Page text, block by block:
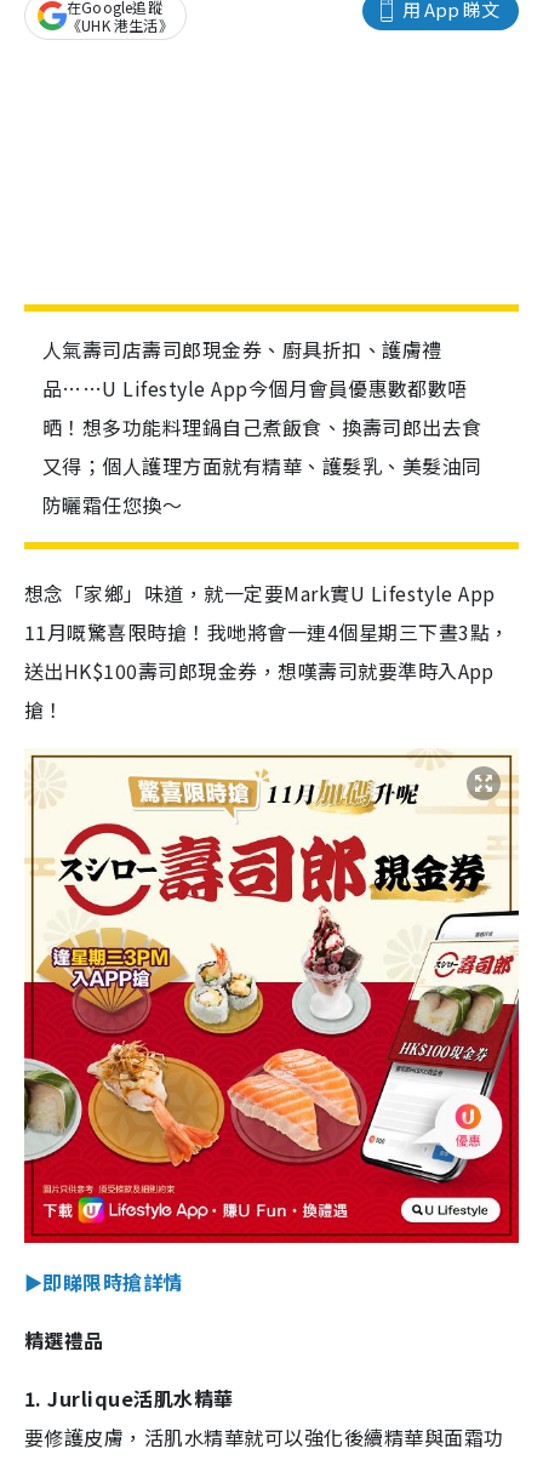
用 App 睇文
在Google追蹤
《UHK 港生活》
人氣壽司店壽司郎現金券、廚具折扣、護膚禮
品……U Lifestyle App今個月會員優惠數都數唔
晒！想多功能料理鍋自己煮飯食、換壽司郎出去食
又得；個人護理方面就有精華、護髮乳、美髮油同
防曬霜任您換～
想念「家鄉」味道，就一定要Mark實U Lifestyle App
11月嘅驚喜限時搶！我哋將會一連4個星期三下晝3點，
送出HK$100壽司郎現金券，想嘆壽司就要準時入App
搶！
►即睇限時搶詳情
精選禮品
1. Jurlique活肌水精華
要修護皮膚，活肌水精華就可以強化後續精華與面霜功